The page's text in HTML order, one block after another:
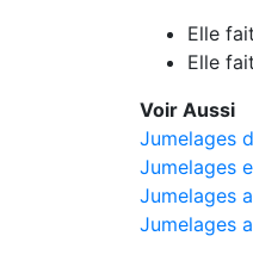
Elle
Elle
Voir Aussi
Jumelages
Jumelages
Jumelages
Jumelages